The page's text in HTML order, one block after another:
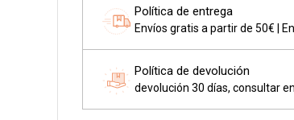
Política de entrega
Envíos gratis a partir de 50€ |
Política de devolución
devolución 30 días, consultar